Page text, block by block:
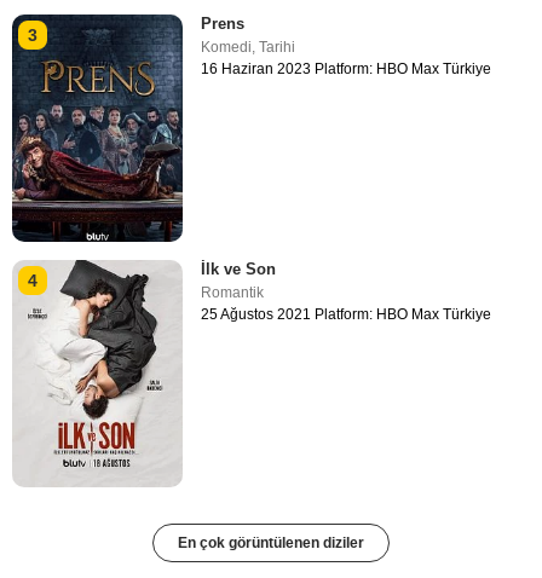
3
Prens
Komedi ,Tarihi
16 Haziran 2023 Platform: HBO Max Türkiye
4
İlk ve Son
Romantik
25 Ağustos 2021 Platform: HBO Max Türkiye
En çok görüntülenen diziler